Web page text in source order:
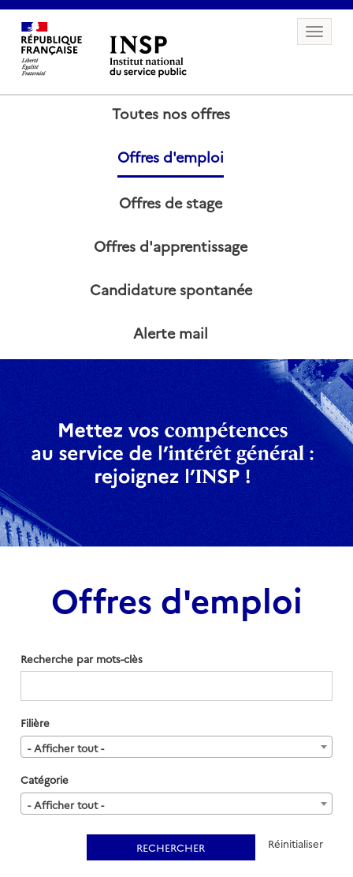
Toggle
Toutes nos offres
Offres d'emploi
Offres de stage
Offres d'apprentissage
Candidature spontanée
Alerte mail
Offres d'emploi
Recherche par mots-clès
Filière
- Afficher tout -
Catégorie
- Afficher tout -
RECHERCHER Réinitialiser